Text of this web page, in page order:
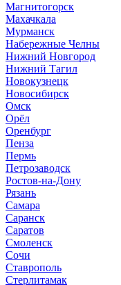
Магнитогорск
Махачкала
Мурманск
Набережные Челны
Нижний Новгород
Нижний Тагил
Новокузнецк
Новосибирск
Омск
Орёл
Оренбург
Пенза
Пермь
Петрозаводск
Ростов-на-Дону
Рязань
Самара
Саранск
Саратов
Смоленск
Сочи
Ставрополь
Стерлитамак